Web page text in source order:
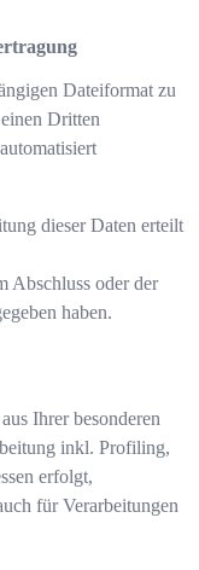
Dateiformat zu
Dritten
dieser Daten erteilt
Abschluss oder der
haben.
Ihrer besonderen
inkl. Profiling,
erfolgt,
für Verarbeitungen